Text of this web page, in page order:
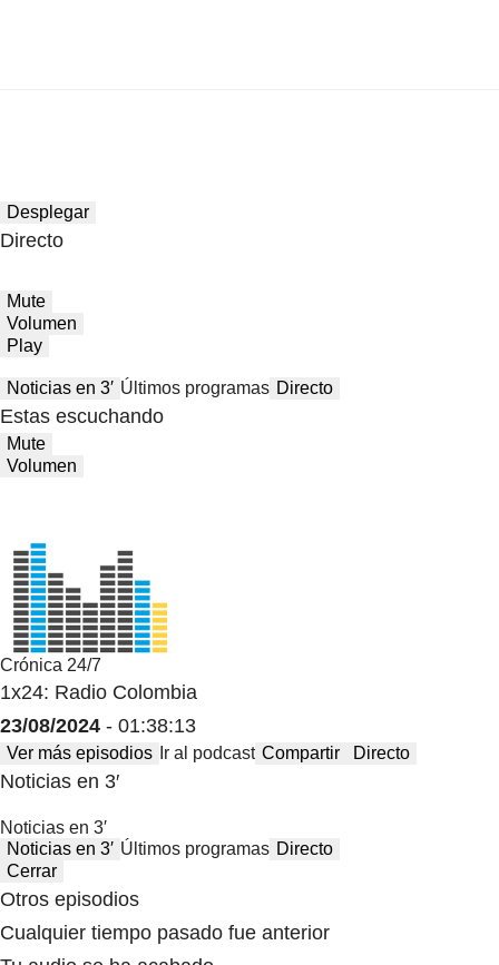
Desplegar
Directo
Mute
Volumen
Play
Noticias en 3′ Últimos programas Directo
Estas escuchando
Mute
Volumen
Crónica 24/7
1x24: Radio Colombia
23/08/2024 - 01:38:13
Ver más episodios Ir al podcast Compartir Directo
Noticias en 3′
Noticias en 3′
Noticias en 3′ Últimos programas Directo
Cerrar
Otros episodios
Cualquier tiempo pasado fue anterior